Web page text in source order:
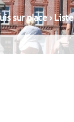
sur place›Liste